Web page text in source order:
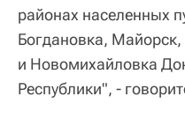
районах населенных
Богдановка,
и Новомихайловка
Республики", -